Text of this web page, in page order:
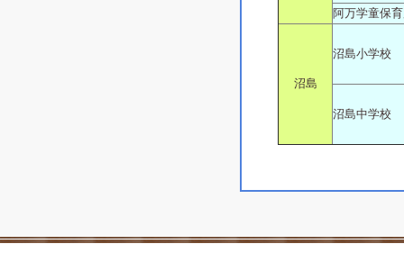
阿万学童保
沼島
沼島小学校
沼島中学校